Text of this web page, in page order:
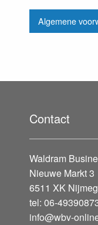
Algemene
Contact
Waldram
Nieuwe Markt 3
6511 XK
tel: 06-
info@wbv-